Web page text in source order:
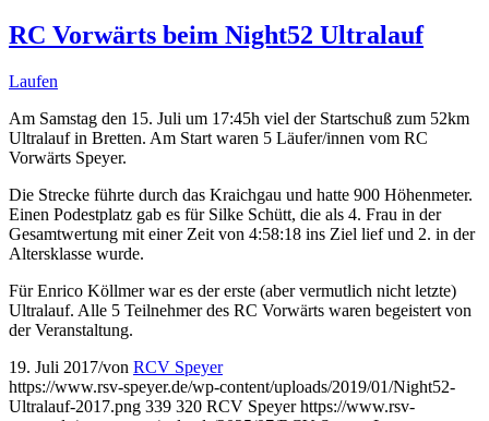
RC Vorwärts beim Night52 Ultralauf
Laufen
Am Samstag den 15. Juli um 17:45h viel der Startschuß zum 52km
Ultralauf in Bretten. Am Start waren 5 Läufer/innen vom RC
Vorwärts Speyer.
Die Strecke führte durch das Kraichgau und hatte 900 Höhenmeter.
Einen Podestplatz gab es für Silke Schütt, die als 4. Frau in der
Gesamtwertung mit einer Zeit von 4:58:18 ins Ziel lief und 2. in der
Altersklasse wurde.
Für Enrico Köllmer war es der erste (aber vermutlich nicht letzte)
Ultralauf. Alle 5 Teilnehmer des RC Vorwärts waren begeistert von
der Veranstaltung.
19. Juli 2017/von RCV Speyer
https://www.rsv-speyer.de/wp-content/uploads/2019/01/Night52-
Ultralauf-2017.png 339 320 RCV Speyer https://www.rsv-